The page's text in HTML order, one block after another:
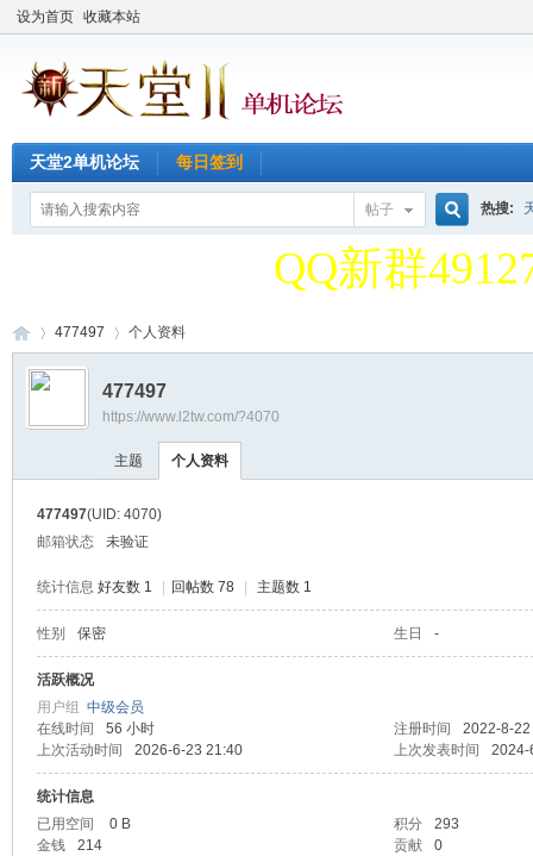
设为首页 收藏本站
天堂2单机论坛 每日签到
帖子 热搜:
天堂2单机
QQ新群
天堂2单机
QQ新群
›
477497 个人资料
477497
https://www.l2tw.com/?4070
主题 个人资料
477497(UID: 4070)
邮箱状态
未验证
统计信息 好友数 1 回帖数 78 主题数 1
性别 保密 生日 -
活跃概况
用户组 中级会员
在线时间
56 小时 注册时间
2022-8-
上次活动时间
2026-6-23 21:40 上次发表时间 2024-
统计信息
已用空间
0 B 积分
293
金钱
214 贡献 0